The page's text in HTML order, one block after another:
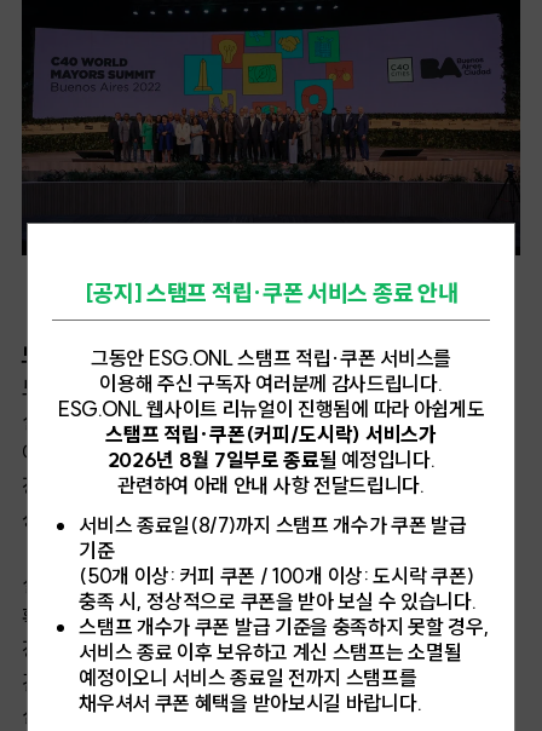
도시의 성과가 국가보다 빠른 이유는 '신속한 정책 실행력'
도시들이 국가보다 빠른 성과를 거두는 이유는 정책
실행력의 차이에 있다. 한 나라의 행정부 차원에서는 다양한
이해관계자를 고려하지 않을 수 없다. 상대적으로 도시의
정치는 국가 단위보다 규모가 작다. 따라서 도시는
상대적으로 신속한 의사결정 후 실행을 도모할 수 있다.
실제로 많은 도시들이 건물 에너지 효율 개선, 대중교통
확대, 재생에너지 전환 등 즉각적인 효과를 목표하는
정책들을 빠르게 추진하고 있다. 예를 들어 뉴욕시는 대형
건물의 탄소 배출량 상한선을 법으로 정해 강제하고, 런던은
신축 건물에 대한 제로카본 기준을 도입해 규제했다.
[공지] 스탬프 적립·쿠폰 서비스 종료 안내
그동안 ESG.ONL 스탬프 적립·쿠폰 서비스를
이용해 주신 구독자 여러분께 감사드립니다.
ESG.ONL 웹사이트 리뉴얼이 진행됨에 따라 아쉽게도
스탬프 적립·쿠폰(커피/도시락) 서비스가
2026년 8월 7일부로 종료될 예정입니다.
관련하여 아래 안내 사항 전달드립니다.
서비스 종료일(8/7)까지 스탬프 개수가 쿠폰 발급
기준
(50개 이상: 커피 쿠폰 / 100개 이상: 도시락 쿠폰)
충족 시, 정상적으로 쿠폰을 받아 보실 수 있습니다.
스탬프 개수가 쿠폰 발급 기준을 충족하지 못할 경우,
서비스 종료 이후 보유하고 계신 스탬프는 소멸될
예정이오니 서비스 종료일 전까지 스탬프를
채우셔서 쿠폰 혜택을 받아보시길 바랍니다.